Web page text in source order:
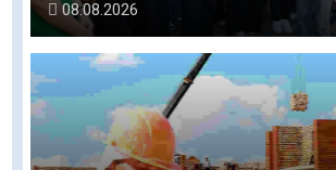
ЭКОЛОГИЯЛЫҚ СЕНБІЛІК ӨТТІ
08.08.2026